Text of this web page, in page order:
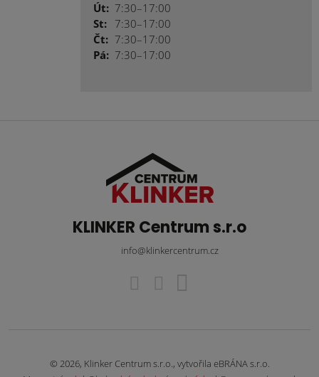
Út: 7:30–17:00
St: 7:30–17:00
Čt: 7:30–17:00
Pá: 7:30–17:00
KLINKER Centrum s.r.o
info@klinkercentrum.cz
© 2026, Klinker Centrum s.r.o., vytvořila eBRÁNA s.r.o.